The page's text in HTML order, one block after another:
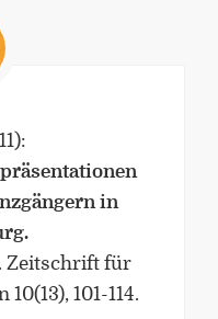
:
in
Zeitschrift für
101-114.